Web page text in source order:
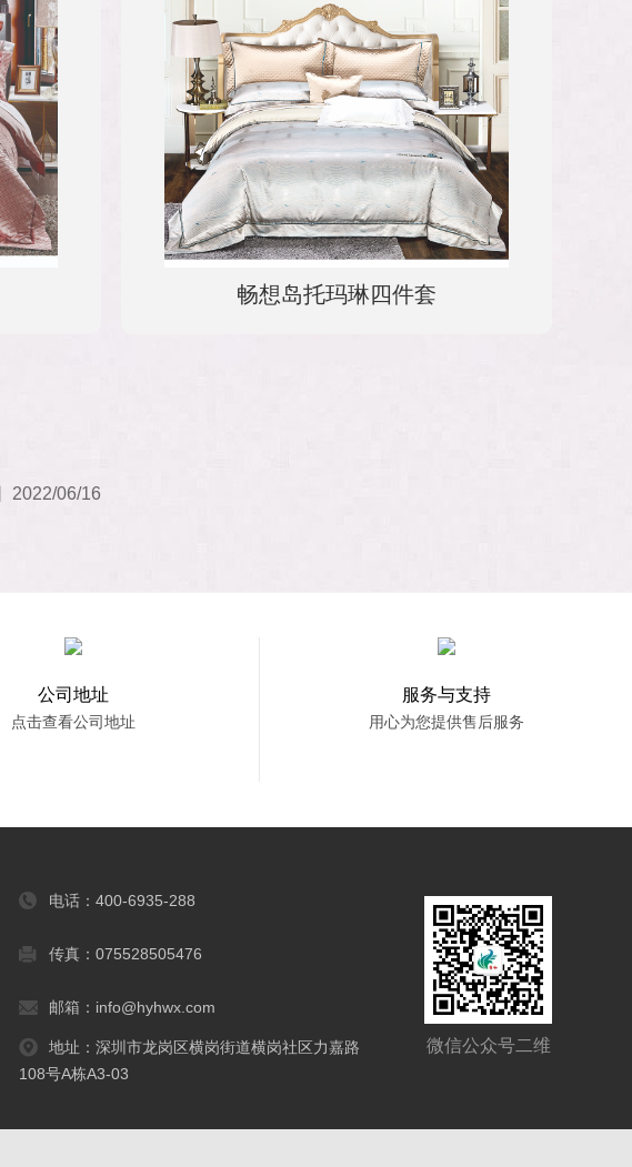
畅想岛托玛琳四件套
2022/06/16
公司地址
点击查看公司地址
服务与支持
用心为您提供售后服务
电话： 400-6935-288
传真：075528505476
邮箱：info@hyhwx.com
地址：深圳市龙岗区横岗街道横岗社区力嘉路
108号A栋A3-03
微信公众号二维